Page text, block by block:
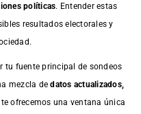
políticas. Entender estas
resultados electorales y
tu fuente principal de sondeos
mezcla dedatos actualizados,
, te ofrecemos una ventana única